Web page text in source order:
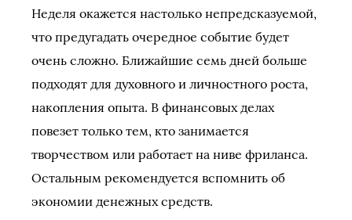
Неделя окажется настолько непредсказуемой,
что предугадать очередное событие будет
очень сложно. Ближайшие семь дней больше
подходят для духовного и личностного роста,
накопления опыта. В финансовых делах
повезет только тем, кто занимается
творчеством или работает на ниве фриланса.
Остальным рекомендуется вспомнить об
экономии денежных средств.